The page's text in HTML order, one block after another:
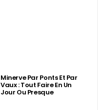
Minerve Par Ponts Et Par
Vaux : Tout Faire En Un
Jour Ou Presque